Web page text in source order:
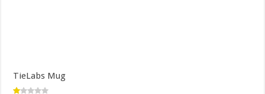
TieLabs Mug